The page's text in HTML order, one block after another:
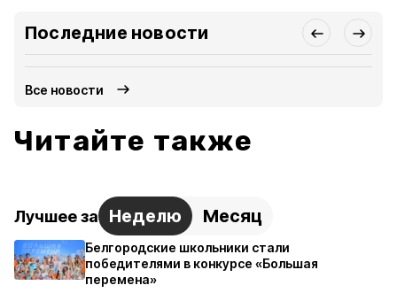
Последние новости
Все новости
Читайте также
Лучшее за Неделю Месяц
Белгородские школьники стали
победителями в конкурсе «Большая
перемена»